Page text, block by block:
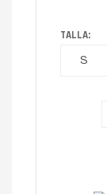
TALLA: